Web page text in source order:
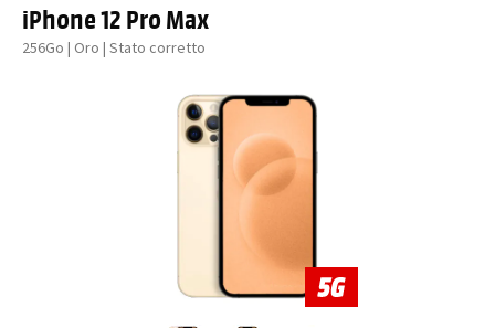
iPhone 12 Pro Max
256Go | Oro | Stato corretto